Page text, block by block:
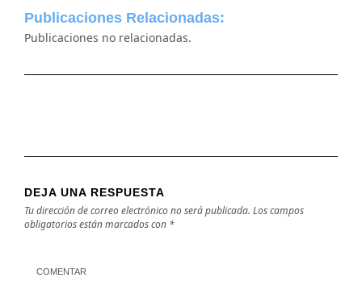
Publicaciones Relacionadas:
Publicaciones no relacionadas.
DEJA UNA RESPUESTA
Tu dirección de correo electrónico no será publicada. Los campos
obligatorios están marcados con *
COMENTAR